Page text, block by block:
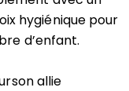
hygiénique pour
d’enfant.
allie